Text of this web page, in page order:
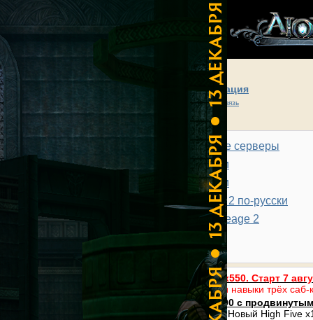
Регистрация
Обратная связь
введите пароль
Поиск по сайту
Игровые серверы
Новости
Хроники
Lineage 2 по-русски
Мир Lineage 2
Статьи
Устал от обычного Interlude? MultiSub x550. Старт 7
Один герой. Четыре профессии. Переноси навыки трёх
L2NAME.COM Новый PVP High Five x1500 с
Открытие 24 Июля в 20:00 (МСК +3 GMT). Новый High Five